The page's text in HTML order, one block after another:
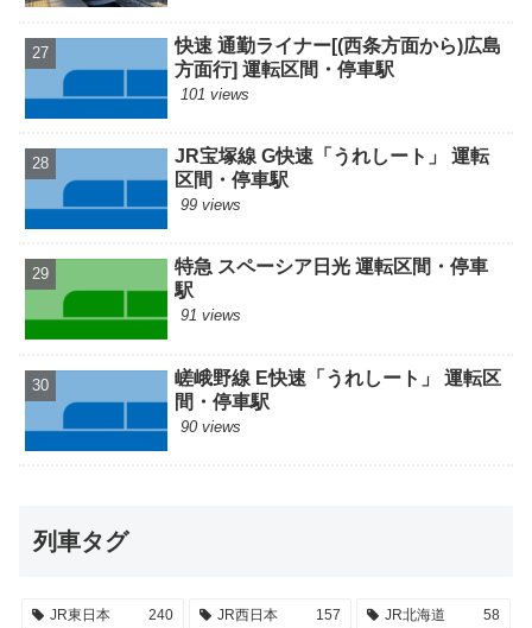
快速 通勤ライナー[(西条方面から)広島
方面行] 運転区間・停車駅
101 views
JR宝塚線 G快速「うれしート」 運転
区間・停車駅
99 views
特急 スペーシア日光 運転区間・停車
駅
91 views
嵯峨野線 E快速「うれしート」 運転区
間・停車駅
90 views
列車タグ
JR東日本 240 JR西日本 157 JR北海道 58